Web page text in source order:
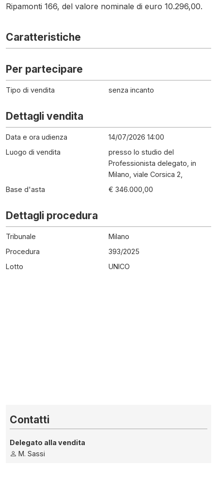
Ripamonti 166, del valore nominale di euro 10.296,00.
Caratteristiche
Per partecipare
Tipo di vendita senza incanto
Dettagli vendita
Data e ora udienza
14/07/2026 14:00
Luogo di vendita
presso lo studio del
Professionista delegato, in
Milano, viale Corsica 2,
Base d'asta
€ 346.000,00
Dettagli procedura
Tribunale
Milano
Procedura
393/2025
Lotto
UNICO
Contatti
Delegato alla vendita
M. Sassi